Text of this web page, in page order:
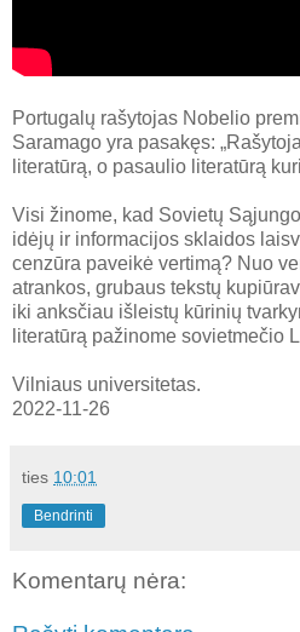
Portugalų rašytojas Nobelio
Saramago yra pasakęs:
literatūrą, o pasaulio literatūrą
Visi žinome, kad Sovietų
idėjų ir informacijos sklaidos
cenzūra paveikė vertimą? Nuo
atrankos, grubaus tekstų
iki anksčiau išleistų kūrinių
literatūrą pažinome sovietmečio
Vilniaus universitetas.
2022-11-26
ties 10:01
Bendrinti
Komentarų nėra: